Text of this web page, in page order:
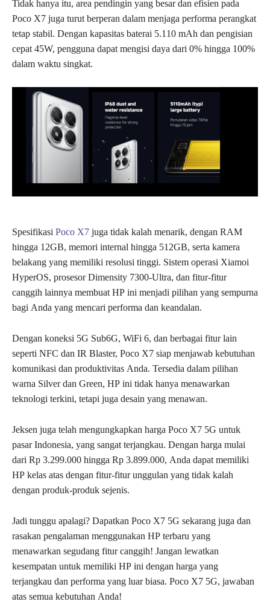
Tidak hanya itu, area pendingin yang besar dan efisien pada
Poco X7 juga turut berperan dalam menjaga performa perangkat
tetap stabil. Dengan kapasitas baterai 5.110 mAh dan pengisian
cepat 45W, pengguna dapat mengisi daya dari 0% hingga 100%
dalam waktu singkat.
Spesifikasi Poco X7 juga tidak kalah menarik, dengan RAM
hingga 12GB, memori internal hingga 512GB, serta kamera
belakang yang memiliki resolusi tinggi. Sistem operasi Xiamoi
HyperOS, prosesor Dimensity 7300-Ultra, dan fitur-fitur
canggih lainnya membuat HP ini menjadi pilihan yang sempurna
bagi Anda yang mencari performa dan keandalan.
Dengan koneksi 5G Sub6G, WiFi 6, dan berbagai fitur lain
seperti NFC dan IR Blaster, Poco X7 siap menjawab kebutuhan
komunikasi dan produktivitas Anda. Tersedia dalam pilihan
warna Silver dan Green, HP ini tidak hanya menawarkan
teknologi terkini, tetapi juga desain yang menawan.
Jeksen juga telah mengungkapkan harga Poco X7 5G untuk
pasar Indonesia, yang sangat terjangkau. Dengan harga mulai
dari Rp 3.299.000 hingga Rp 3.899.000, Anda dapat memiliki
HP kelas atas dengan fitur-fitur unggulan yang tidak kalah
dengan produk-produk sejenis.
Jadi tunggu apalagi? Dapatkan Poco X7 5G sekarang juga dan
rasakan pengalaman menggunakan HP terbaru yang
menawarkan segudang fitur canggih! Jangan lewatkan
kesempatan untuk memiliki HP ini dengan harga yang
terjangkau dan performa yang luar biasa. Poco X7 5G, jawaban
atas semua kebutuhan Anda!